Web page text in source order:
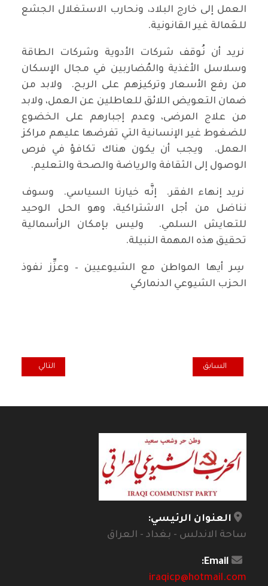
العمل إلى خارج البلاد، ونحارب الاستغلال الجشع
للعَمالة غير القانونية.
نريد أن نُوقف شركات الأدوية وشركات الطاقة
وسلاسل الأغذية والمُضاربين في مجال الإسكان
من رفع الأسعار وتركيزهم على الربح. ولابد من
ضمان التعويض اللائق للعاطلين عن العمل، ولابد
من علاج المرضى، وعدم إجبارهم على الخضوع
للضغوط غير الإنسانية التي تفرضها عليهم مراكز
العمل. ويجب أن يكون هناك تكافؤ في فرص
الوصول إلى الثقافة والرياضة والصحة والتعليم.
نريد إنهاء الفقر. إنَّه خيارنا السياسي. وسوف
نناضل من أجل الاشتراكية، وهو الحل الوحيد
للتعايش السلمي. وليس بإمكان الرأسمالية
تحقيق هذه المهمة النبيلة.
سِر أيها المواطن مع الشيوعيين – وعزِّز نفوذ
الحزب الشيوعي الدنماركي
المقال السابق: الطائفية نهجٌ والفساد يهيمن على العراق
السابق المقال التالي:
التالي
العنوان الرئيسي:
ساحة الاندلس - بغداد - العراق
Email:
iraqicp@hotmail.com